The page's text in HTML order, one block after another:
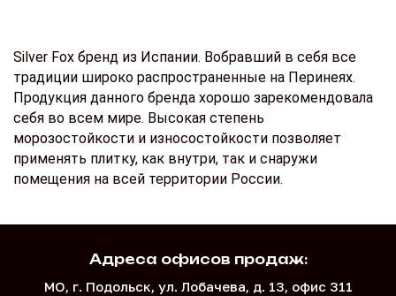
Silver Fox бренд из Испании. Вобравший в себя все
традиции широко распространенные на Перинеях.
Продукция данного бренда хорошо зарекомендовала
себя во всем мире. Высокая степень
морозостойкости и износостойкости позволяет
применять плитку, как внутри, так и снаружи
помещения на всей территории России.
Адреса офисов продаж:
МО, г. Подольск, ул. Лобачева, д. 13, офис 311